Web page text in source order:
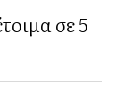
σε 5